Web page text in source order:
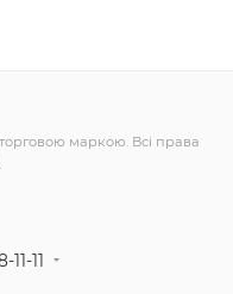
маркою. Всі права
11